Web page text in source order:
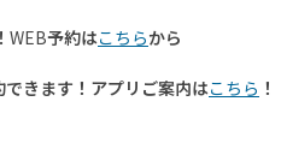
WEB予約はこちらから
きます！アプリご案内はこちら ！